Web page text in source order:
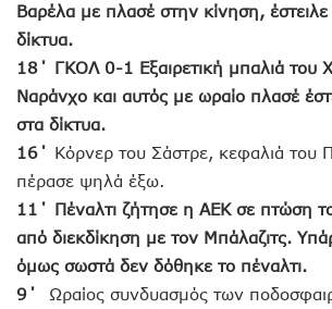
Βαρέλα με πλασέ στην κίνηση,
δίκτυα.
18΄ ΓΚΟΛ 0-1 Εξαιρετική μπαλιά του
Ναράνχο και αυτός με ωραίο πλασέ
στα δίκτυα.
16΄ Κόρνερ του Σάστρε, κεφαλιά του
πέρασε ψηλά έξω.
11΄ Πέναλτι ζήτησε η ΑΕΚ σε πτώση
από διεκδίκηση με τον Μπάλαζιτς.
όμως σωστά δεν δόθηκε το πέναλτι.
9΄ Ωραίος συνδυασμός των